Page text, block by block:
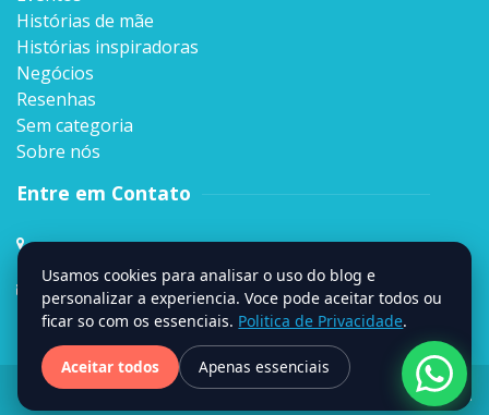
Histórias de mãe
Histórias inspiradoras
Negócios
Resenhas
Sem categoria
Sobre nós
Entre em Contato
Rua Sen. Milton Campos, 35, Andar 4º,
Vila da Serra, Nova Lima, MG
contato@signumweb.com.br
Site criado porStage .
Usamos cookies para analisar o uso do blog e
personalizar a experiencia. Voce pode aceitar todos ou
ficar so com os essenciais. Politica de Privacidade.
Aceitar todos Apenas essenciais